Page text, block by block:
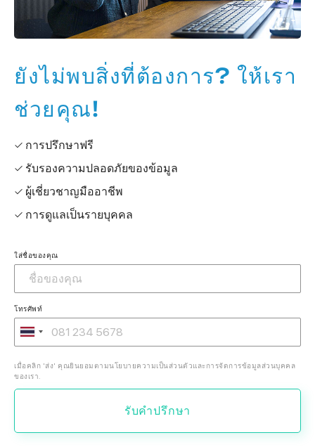
ยังไม่พบสิ่งที่ต้องการ? ให้เรา
ช่วยคุณ!
✓ การปรึกษาฟรี
✓ รับรองความปลอดภัยของข้อมูล
✓ ผู้เชี่ยวชาญมืออาชีพ
✓ การดูแลเป็นรายบุคคล
ใส่ชื่อของคุณ
โทรศัพท์
เมื่อคลิก 'ส่ง' คุณยินยอมตามนโยบายความเป็นส่วนตัวและการจัดการข้อมูลส่วนบุคคล
ของเรา.
รับคำปรึกษา